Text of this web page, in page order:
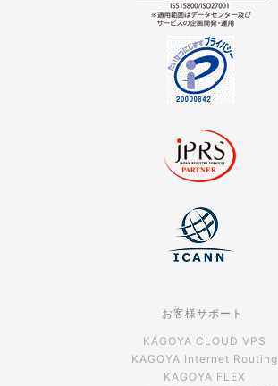
お客様サポート
KAGOYA CLOUD VPS
KAGOYA Internet Routing
KAGOYA FLEX